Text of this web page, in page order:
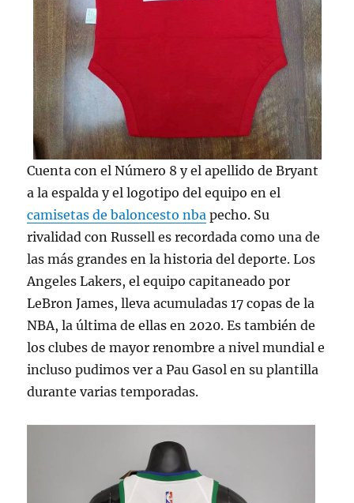
Cuenta con el Número 8 y el apellido de Bryant
a la espalda y el logotipo del equipo en el
camisetas de baloncesto nba pecho. Su
rivalidad con Russell es recordada como una de
las más grandes en la historia del deporte. Los
Angeles Lakers, el equipo capitaneado por
LeBron James, lleva acumuladas 17 copas de la
NBA, la última de ellas en 2020. Es también de
los clubes de mayor renombre a nivel mundial e
incluso pudimos ver a Pau Gasol en su plantilla
durante varias temporadas.